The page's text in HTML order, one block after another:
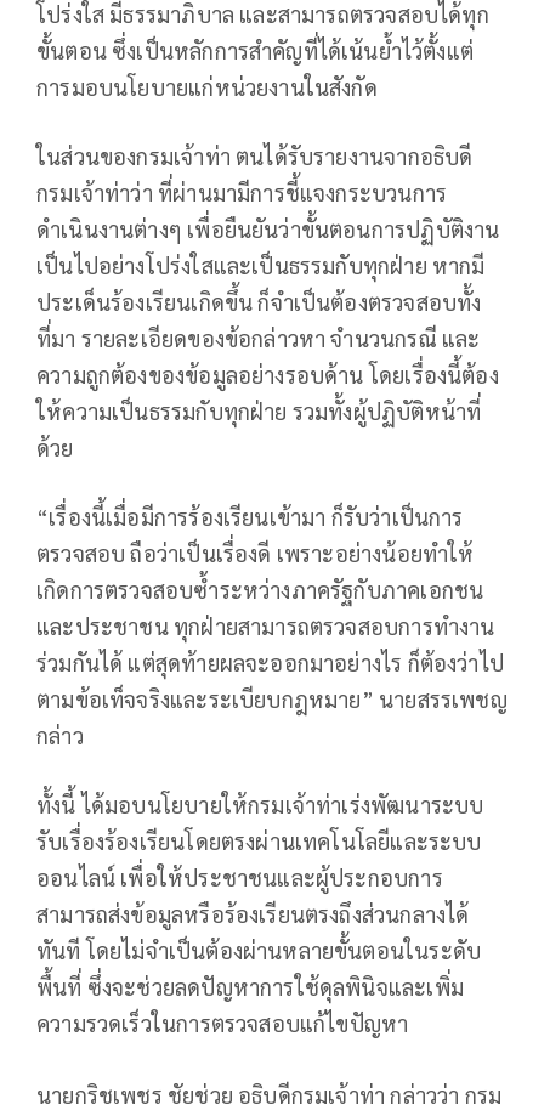
โปร่งใส มีธรรมาภิบาล และสามารถตรวจสอบได้ทุก
ขั้นตอน ซึ่งเป็นหลักการสำคัญที่ได้เน้นย้ำไว้ตั้งแต่
การมอบนโยบายแก่หน่วยงานในสังกัด
ในส่วนของกรมเจ้าท่า ตนได้รับรายงานจากอธิบดี
กรมเจ้าท่าว่า ที่ผ่านมามีการชี้แจงกระบวนการ
ดำเนินงานต่างๆ เพื่อยืนยันว่าขั้นตอนการปฏิบัติงาน
เป็นไปอย่างโปร่งใสและเป็นธรรมกับทุกฝ่าย หากมี
ประเด็นร้องเรียนเกิดขึ้น ก็จำเป็นต้องตรวจสอบทั้ง
ที่มา รายละเอียดของข้อกล่าวหา จำนวนกรณี และ
ความถูกต้องของข้อมูลอย่างรอบด้าน โดยเรื่องนี้ต้อง
ให้ความเป็นธรรมกับทุกฝ่าย รวมทั้งผู้ปฏิบัติหน้าที่
ด้วย
“เรื่องนี้เมื่อมีการร้องเรียนเข้ามา ก็รับว่าเป็นการ
ตรวจสอบ ถือว่าเป็นเรื่องดี เพราะอย่างน้อยทำให้
เกิดการตรวจสอบซ้ำระหว่างภาครัฐกับภาคเอกชน
และประชาชน ทุกฝ่ายสามารถตรวจสอบการทำงาน
ร่วมกันได้ แต่สุดท้ายผลจะออกมาอย่างไร ก็ต้องว่าไป
ตามข้อเท็จจริงและระเบียบกฎหมาย” นายสรรเพชญ
กล่าว
ทั้งนี้ ได้มอบนโยบายให้กรมเจ้าท่าเร่งพัฒนาระบบ
รับเรื่องร้องเรียนโดยตรงผ่านเทคโนโลยีและระบบ
ออนไลน์ เพื่อให้ประชาชนและผู้ประกอบการ
สามารถส่งข้อมูลหรือร้องเรียนตรงถึงส่วนกลางได้
ทันที โดยไม่จำเป็นต้องผ่านหลายขั้นตอนในระดับ
พื้นที่ ซึ่งจะช่วยลดปัญหาการใช้ดุลพินิจและเพิ่ม
ความรวดเร็วในการตรวจสอบแก้ไขปัญหา
นายกริชเพชร ชัยช่วย อธิบดีกรมเจ้าท่า กล่าวว่า กรม